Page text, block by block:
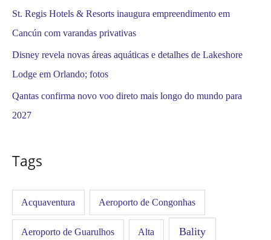
St. Regis Hotels & Resorts inaugura empreendimento em
Cancún com varandas privativas
Disney revela novas áreas aquáticas e detalhes de Lakeshore
Lodge em Orlando; fotos
Qantas confirma novo voo direto mais longo do mundo para
2027
Tags
Acquaventura Aeroporto de Congonhas
Aeroporto de Guarulhos Alta Bality